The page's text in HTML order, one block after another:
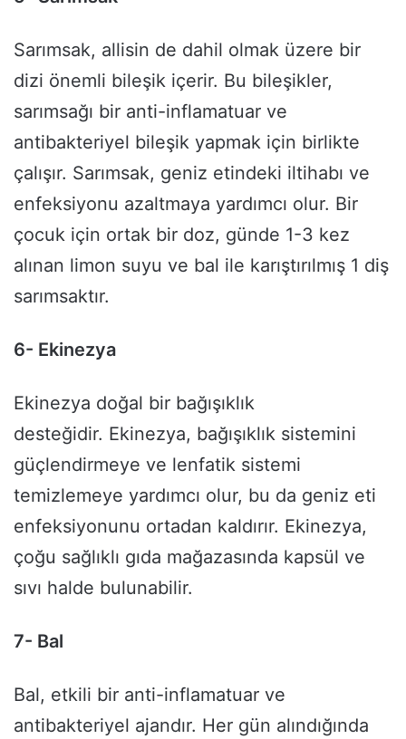
Sarımsak, allisin de dahil olmak üzere bir
dizi önemli bileşik içerir. Bu bileşikler,
sarımsağı bir anti-inflamatuar ve
antibakteriyel bileşik yapmak için birlikte
çalışır. Sarımsak, geniz etindeki iltihabı ve
enfeksiyonu azaltmaya yardımcı olur. Bir
çocuk için ortak bir doz, günde 1-3 kez
alınan limon suyu ve bal ile karıştırılmış 1 diş
sarımsaktır.
6- Ekinezya
Ekinezya doğal bir bağışıklık
desteğidir. Ekinezya, bağışıklık sistemini
güçlendirmeye ve lenfatik sistemi
temizlemeye yardımcı olur, bu da geniz eti
enfeksiyonunu ortadan kaldırır. Ekinezya,
çoğu sağlıklı gıda mağazasında kapsül ve
sıvı halde bulunabilir.
7- Bal
Bal, etkili bir anti-inflamatuar ve
antibakteriyel ajandır. Her gün alındığında